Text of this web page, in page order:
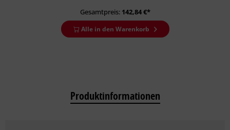
Gesamtpreis: 142,84€*
Alle in den Warenkorb
Produktinformationen